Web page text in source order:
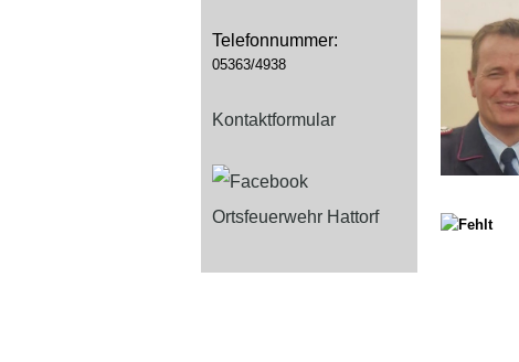
Telefonnummer:
05363/4938
Kontaktformular